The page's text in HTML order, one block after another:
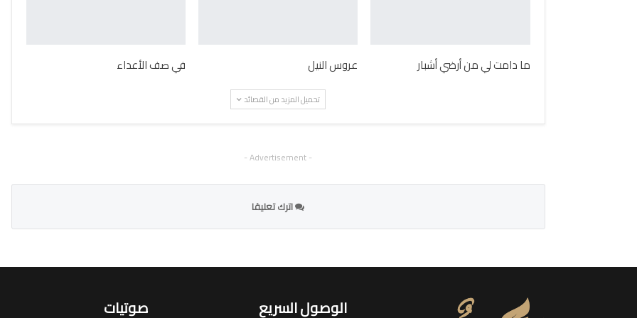
ما دامت لي من أرضي أشبار عروس النيل في صف الأعداء
تحميل المزيد من القصائد
- Advertisement -
اترك تعليقا
الوصول السريع صوتيات